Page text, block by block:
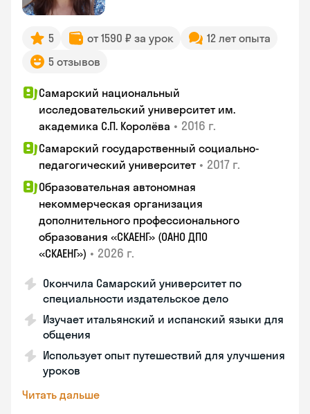
5 от 1590 ₽ за урок
12 лет опыта
5 отзывов
Самарский национальный
исследовательский университет им.
академика С.П. Королёва • 2016 г.
Самарский государственный социально-
педагогический университет • 2017 г.
Образовательная автономная
некоммерческая организация
дополнительного профессионального
образования «СКАЕНГ» (ОАНО ДПО
«СКАЕНГ») • 2026 г.
Окончила Самарский университет по
специальности издательское дело
Изучает итальянский и испанский языки для
общения
Использует опыт путешествий для улучшения
уроков
Читать дальше